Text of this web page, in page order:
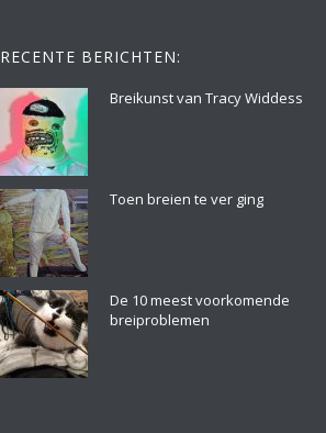
RECENTE BERICHTEN:
Breikunst van Tracy Widdess
Toen breien te ver ging
De 10 meest voorkomende
breiproblemen